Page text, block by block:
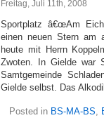
Freitag, Juli 11th, 2008
Sportplatz â€œAm
einen neuen Stern am
heute mit Herrn
Zwoten. In Gielde war
Samtgemeinde
Gielde selbst. Das
Posted in BS-MA-BS,